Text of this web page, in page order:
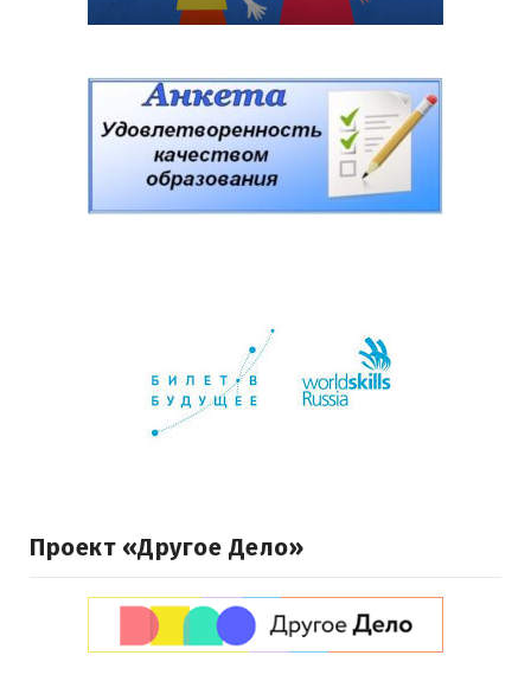
Проект «Другое Дело»